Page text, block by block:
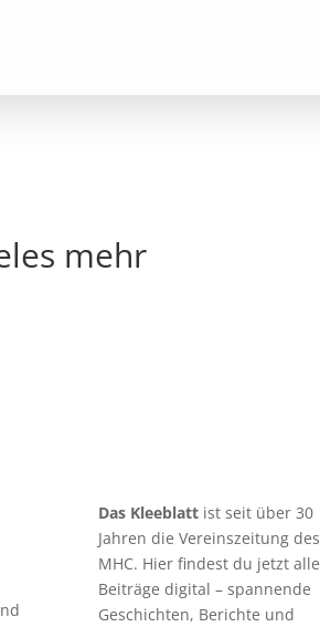
mehr
Das Kleeblatt ist seit über 30
Jahren die Vereinszeitung des
MHC. Hier findest du jetzt alle
Beiträge digital – spannende
Geschichten, Berichte und